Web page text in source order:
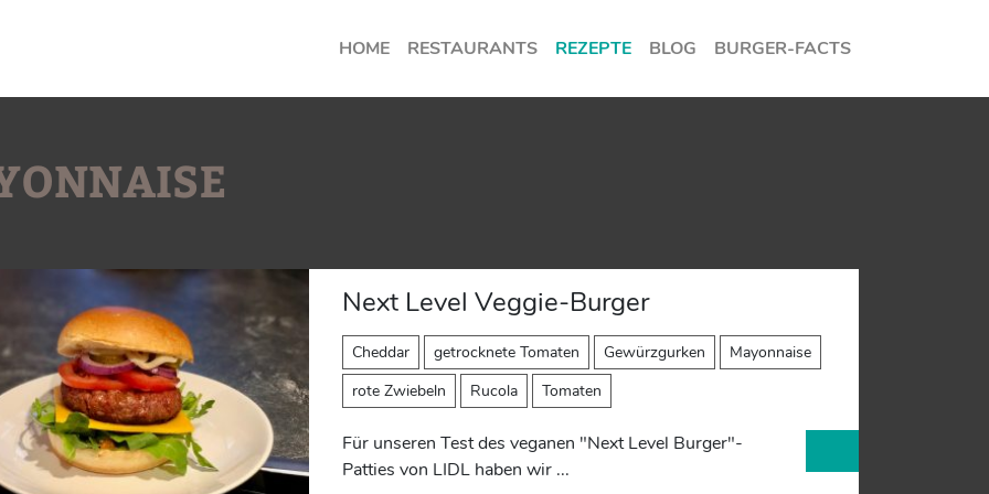
HOME RESTAURANTS REZEPTE BLOG BURGER-FACTS
Next Level Veggie-Burger
Cheddar getrocknete Tomaten Gewürzgurken
Mayonnaise
rote Zwiebeln
Rucola Tomaten
Für unseren Test des veganen "Next Level Burger"-
Patties von LIDL haben wir ...